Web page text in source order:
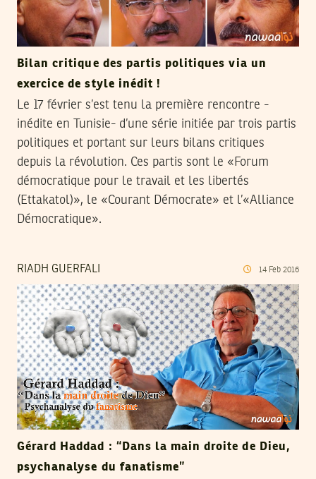
Bilan critique des partis politiques via un
exercice de style inédit !
Le 17 février s’est tenu la première rencontre -
inédite en Tunisie- d’une série initiée par trois partis
politiques et portant sur leurs bilans critiques
depuis la révolution. Ces partis sont le «Forum
démocratique pour le travail et les libertés
(Ettakatol)», le «Courant Démocrate» et l’«Alliance
Démocratique».
RIADH GUERFALI 14 Feb 2016
Gérard Haddad : “Dans la main droite de Dieu,
psychanalyse du fanatisme”